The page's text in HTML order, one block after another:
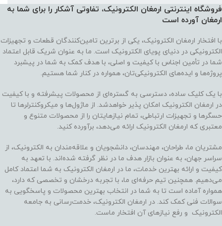
فروشگاه اینترنتی ارمغان الکترونیک، تفاوتی آشکار را برای شما به
ارمغان آورده‌ است
با افتخار ارمغان الکترونیک، یکی از برترین تامین‌کنندگان قطعات و تجهیزات
الکترونیکی در دنیای پویای الکترونیک است. ما به عنوان شریک قابل اعتماد
شما در تأمین اجناس با کیفیت و اصلی، با هدف کمک به شما در پیشبرد
پروژه‌ها و ایده‌های الکترونیکی‌تان، همواره در کنار شما هستیم.
با یک کلیک ساده، دسترسی به گستره‌ای از محصولات پیشرفته و با کیفیت
در ارمغان الکترونیک امکان پذیر خواهدشد. از ماژول‌ها و میکروکنترلرها تا
حسگرها و تجهیزات ارتباطی، تمام نیازهایتان را از محصولات متنوع و
معتبری که ارمغان الکترونیک ارائه می‌دهد، برآورده کنید.
مشتریان ما، طراحان، مهندسان، دانشجویان و علاقه‌مندان به الکترونیک، از
سراسر جهان، به عنوان بازار هدف ما در نظر گرفته شده‌اند. با تعهد به
کیفیت و ارائه بهترین خدمات، ما در ارمغان الکترونیک به شما اعتماد کامل
می‌دهیم. همچنین تیم حرفه‌ای ما، با تجربه درخشان و تخصصی که دارد،
همواره آماده است تا به شما در انتخاب بهترین محصولات و پاسخگویی به
سوالات فنی کمک کند. در ارمغان الکترونیک، خدمت‌رسانی به جامعه
الکترونیک و رفع نیازهای آن افتخار ماست.